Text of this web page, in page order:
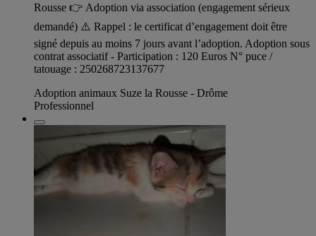
Rousse 👉 Adoption via association (engagement sérieux
demandé) ⚠️ Rappel : le certificat d’engagement doit être
signé depuis au moins 7 jours avant l’adoption. Adoption sous
contrat associatif - Participation : 120 Euros N° puce /
tatouage : 250268723137677
Adoption animaux Suze la Rousse - Drôme
Professionnel